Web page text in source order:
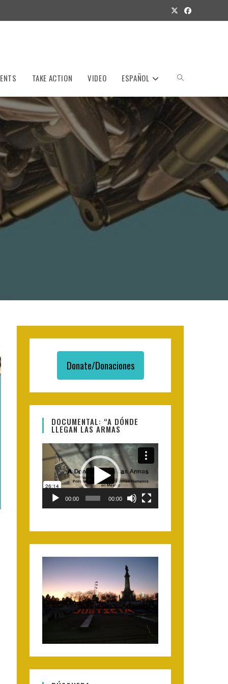
TAKE ACTION VIDEO ESPAÑOL Toggle
website
search
Donate/Donaciones
DOCUMENTAL: “A DÓNDE
LLEGAN LAS ARMAS
Video
Player
00:00 00:00